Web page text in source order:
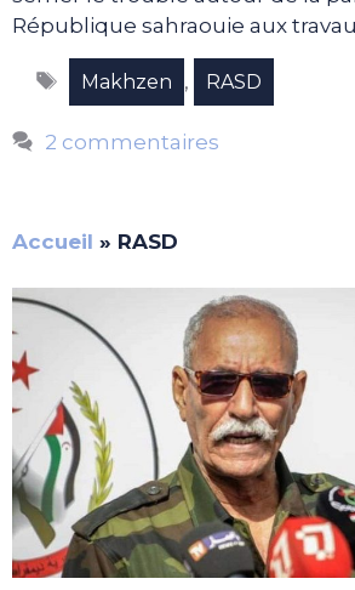
République sahraouie aux
Étiquettes
Makhzen , RASD
2 commentaires
Accueil » RASD